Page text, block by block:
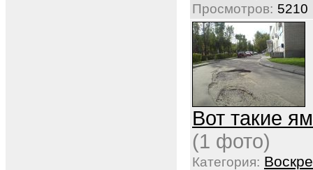
Просмотров: 5210
Вот такие
(1 фото)
Категория: